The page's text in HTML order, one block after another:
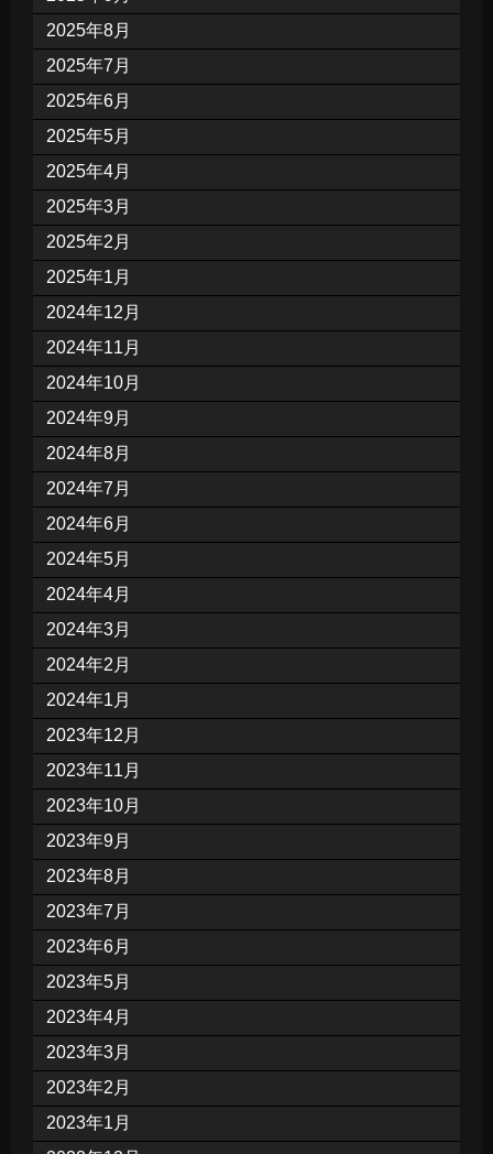
2025年8月
2025年7月
2025年6月
2025年5月
2025年4月
2025年3月
2025年2月
2025年1月
2024年12月
2024年11月
2024年10月
2024年9月
2024年8月
2024年7月
2024年6月
2024年5月
2024年4月
2024年3月
2024年2月
2024年1月
2023年12月
2023年11月
2023年10月
2023年9月
2023年8月
2023年7月
2023年6月
2023年5月
2023年4月
2023年3月
2023年2月
2023年1月